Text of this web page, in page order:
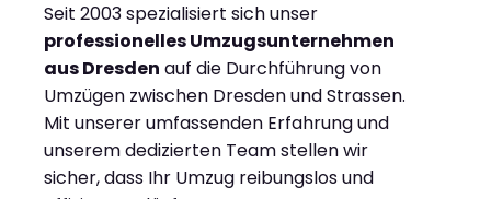
Seit 2003 spezialisiert sich unser
professionelles Umzugsunternehmen
aus Dresden auf die Durchführung von
Umzügen zwischen Dresden und Strassen.
Mit unserer umfassenden Erfahrung und
unserem dedizierten Team stellen wir
sicher, dass Ihr Umzug reibungslos und